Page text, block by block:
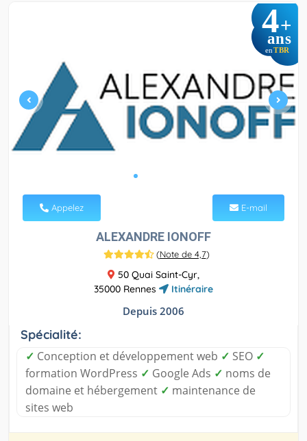
4+
ans
en TBR
Appelez E-mail
ALEXANDRE IONOFF
(Note de 4,7)
50 Quai Saint-Cyr,
35000 Rennes
Itinéraire
Depuis 2006
Spécialité:
✓ Conception et développement web ✓ SEO ✓
formation WordPress ✓ Google Ads ✓ noms de
domaine et hébergement ✓ maintenance de
sites web